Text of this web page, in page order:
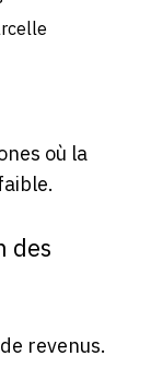
où la
des
revenus.